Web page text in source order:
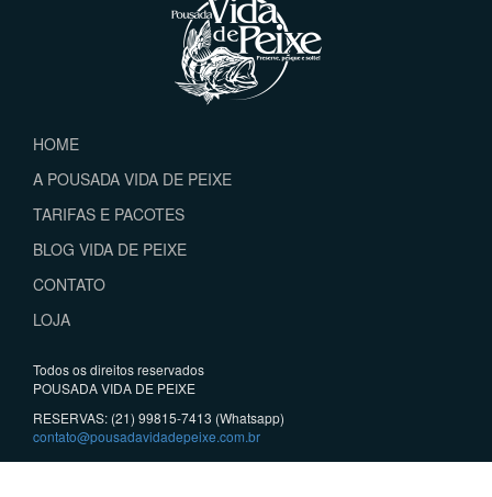
HOME
A POUSADA VIDA DE PEIXE
TARIFAS E PACOTES
BLOG VIDA DE PEIXE
CONTATO
LOJA
Todos os direitos reservados
POUSADA VIDA DE PEIXE
RESERVAS: (21) 99815-7413 (Whatsapp)
contato@pousadavidadepeixe.com.br